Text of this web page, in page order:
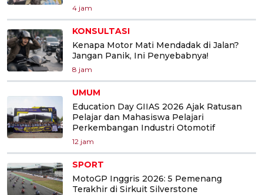
4 jam
KONSULTASI
Kenapa Motor Mati Mendadak di Jalan?
Jangan Panik, Ini Penyebabnya!
8 jam
UMUM
Education Day GIIAS 2026 Ajak Ratusan
Pelajar dan Mahasiswa Pelajari
Perkembangan Industri Otomotif
12 jam
SPORT
MotoGP Inggris 2026: 5 Pemenang
Terakhir di Sirkuit Silverstone